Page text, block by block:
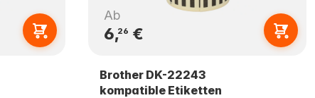
Ab
6,26 €
Brother DK-22243
kompatible Etiketten